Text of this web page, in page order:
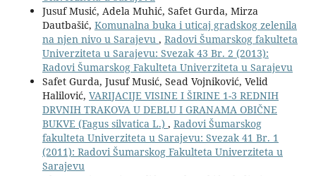
Jusuf Musić, Adela Muhić, Safet Gurda, Mirza
Dautbašić, Komunalna buka i uticaj gradskog zelenila
na njen nivo u Sarajevu , Radovi Šumarskog fakulteta
Univerziteta u Sarajevu: Svezak 43 Br. 2 (2013):
Radovi Šumarskog Fakulteta Univerziteta u Sarajevu
Safet Gurda, Jusuf Musić, Sead Vojniković, Velid
Halilović, VARIJACIJE VISINE I ŠIRINE 1-3 REDNIH
DRVNIH TRAKOVA U DEBLU I GRANAMA OBIČNE
BUKVE (Fagus silvatica L.) , Radovi Šumarskog
fakulteta Univerziteta u Sarajevu: Svezak 41 Br. 1
(2011): Radovi Šumarskog Fakulteta Univerziteta u
Sarajevu